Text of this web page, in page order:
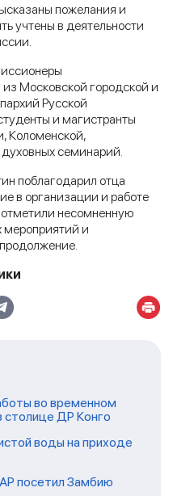
пожелания и
учтены в деятельности
Московской городской и
Русской
и магистранты
Коломенской,
семинарий.
поблагодарил отца
в организации и работе
несомненную
мероприятий и
во временном
столице ДР Конго
воды на приходе
посетил Замбию